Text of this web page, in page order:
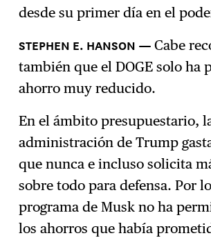
desde su primer día en el
STEPHEN E. HANSON
Cabe
también que el DOGE solo ha
ahorro muy reducido.
En el ámbito presupuestario,
administración de Trump
que nunca e incluso solicita
sobre todo para defensa. Por
programa de Musk no ha
los ahorros que había